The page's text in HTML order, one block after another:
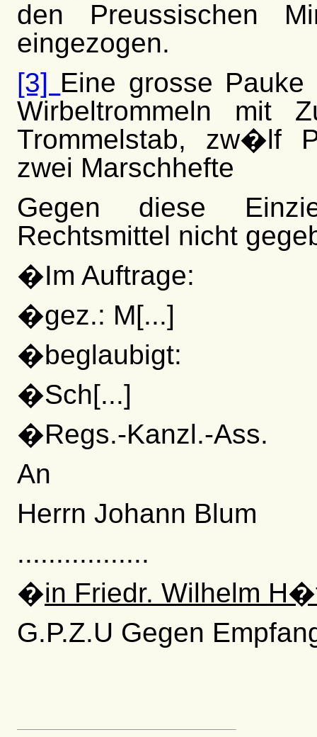
den Preussischen
eingezogen.
[3] Eine grosse
Wirbeltrommeln mit
Trommelstab, zw�lf
zwei Marschhefte
Gegen diese
Rechtsmittel nicht
�Im Auftrage:
�gez.: M[...]
�beglaubigt:
�Sch[...]
�Regs.-Kanzl.-Ass.
An
Herrn Johann Blum
.................
�in Friedr. Wilhelm
G.P.Z.U Gegen